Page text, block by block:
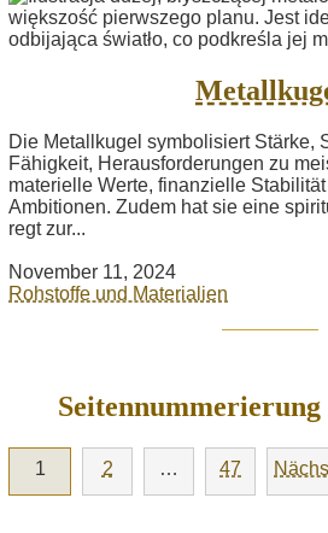
Die Metallkugel symbolisiert Stärke,
Fähigkeit, Herausforderungen zu
materielle Werte, finanzielle
Ambitionen. Zudem hat sie eine
regt zur...
November 11, 2024
Rohstoffe und Materialien
1 2 … 47